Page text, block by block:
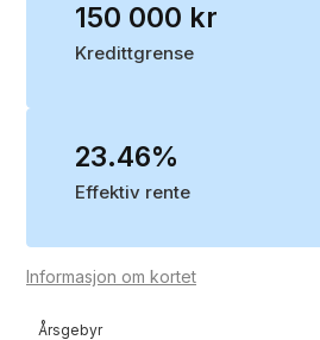
150 000 kr
Kredittgrense
23.46%
Effektiv rente
Informasjon om kortet
Årsgebyr